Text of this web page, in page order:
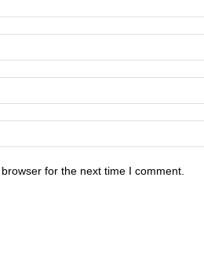
for the next time I comment.